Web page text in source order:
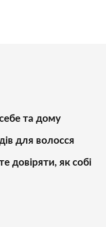
та дому
для волосся
довіряти, як собі